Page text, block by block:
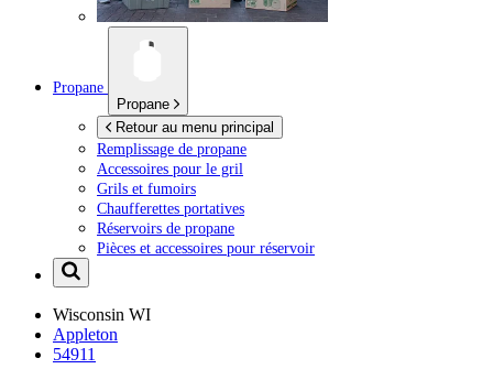
Propane
Propane
Retour au menu principal
Remplissage de propane
Accessoires pour le gril
Grils et fumoirs
Chaufferettes portatives
Réservoirs de propane
Pièces et accessoires pour réservoir
Wisconsin WI
Appleton
54911